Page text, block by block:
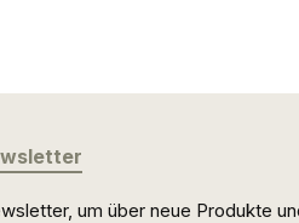
um über neue Produkte